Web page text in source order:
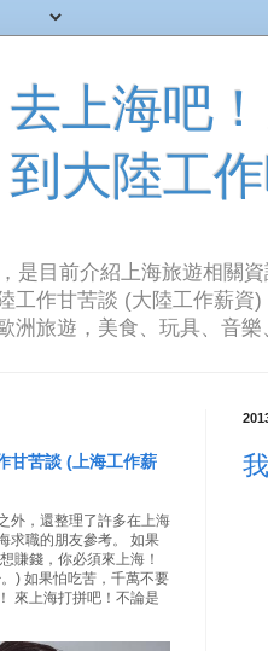
去上海吧
到大陸工作
是目前介紹上海旅遊相關
工作甘苦談 (大陸工作薪資
洲旅遊，美食、玩具、音
甘苦談 (上海工作薪
外，還整理了許多在上海
求職的朋友參考。 如果
賺錢，你必須來上海！
) 如果怕吃苦，千萬不要
來上海打拼吧！不論是